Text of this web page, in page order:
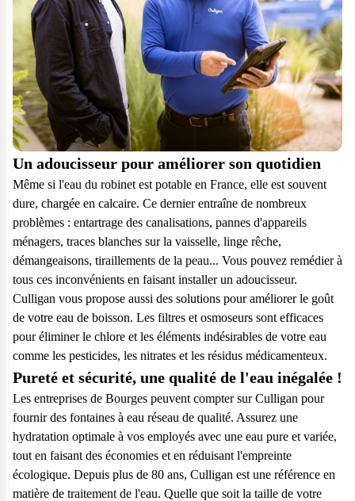
Un adoucisseur pour améliorer son quotidien
Même si l'eau du robinet est potable en France, elle est souvent
dure, chargée en calcaire. Ce dernier entraîne de nombreux
problèmes : entartrage des canalisations, pannes d'appareils
ménagers, traces blanches sur la vaisselle, linge rêche,
démangeaisons, tiraillements de la peau... Vous pouvez remédier à
tous ces inconvénients en faisant installer un adoucisseur.
Culligan vous propose aussi des solutions pour améliorer le goût
de votre eau de boisson. Les filtres et osmoseurs sont efficaces
pour éliminer le chlore et les éléments indésirables de votre eau
comme les pesticides, les nitrates et les résidus médicamenteux.
Pureté et sécurité, une qualité de l'eau inégalée !
Les entreprises de Bourges peuvent compter sur Culligan pour
fournir des fontaines à eau réseau de qualité. Assurez une
hydratation optimale à vos employés avec une eau pure et variée,
tout en faisant des économies et en réduisant l'empreinte
écologique. Depuis plus de 80 ans, Culligan est une référence en
matière de traitement de l'eau. Quelle que soit la taille de votre